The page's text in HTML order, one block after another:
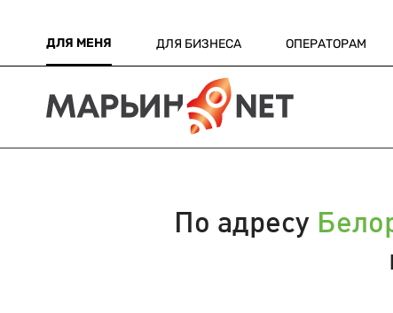
ДЛЯ МЕНЯ ДЛЯ БИЗНЕСА ОПЕРАТОРАМ
По адресу